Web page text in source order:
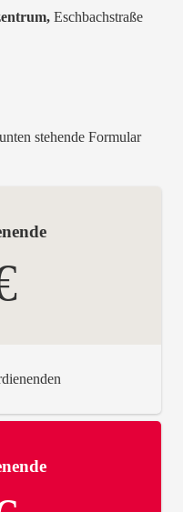
Eschbachstraße
stehende Formular